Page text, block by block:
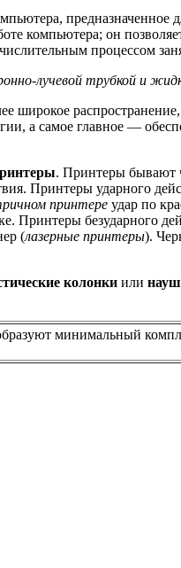
предназначенное
компьютера; он
процессом
лучевой трубкой и
широкое
а самое главное —
. Принтеры бывают
Принтеры ударного
принтере удар по
Принтеры безударного
(лазерные принтеры).
колонки или
минимальный